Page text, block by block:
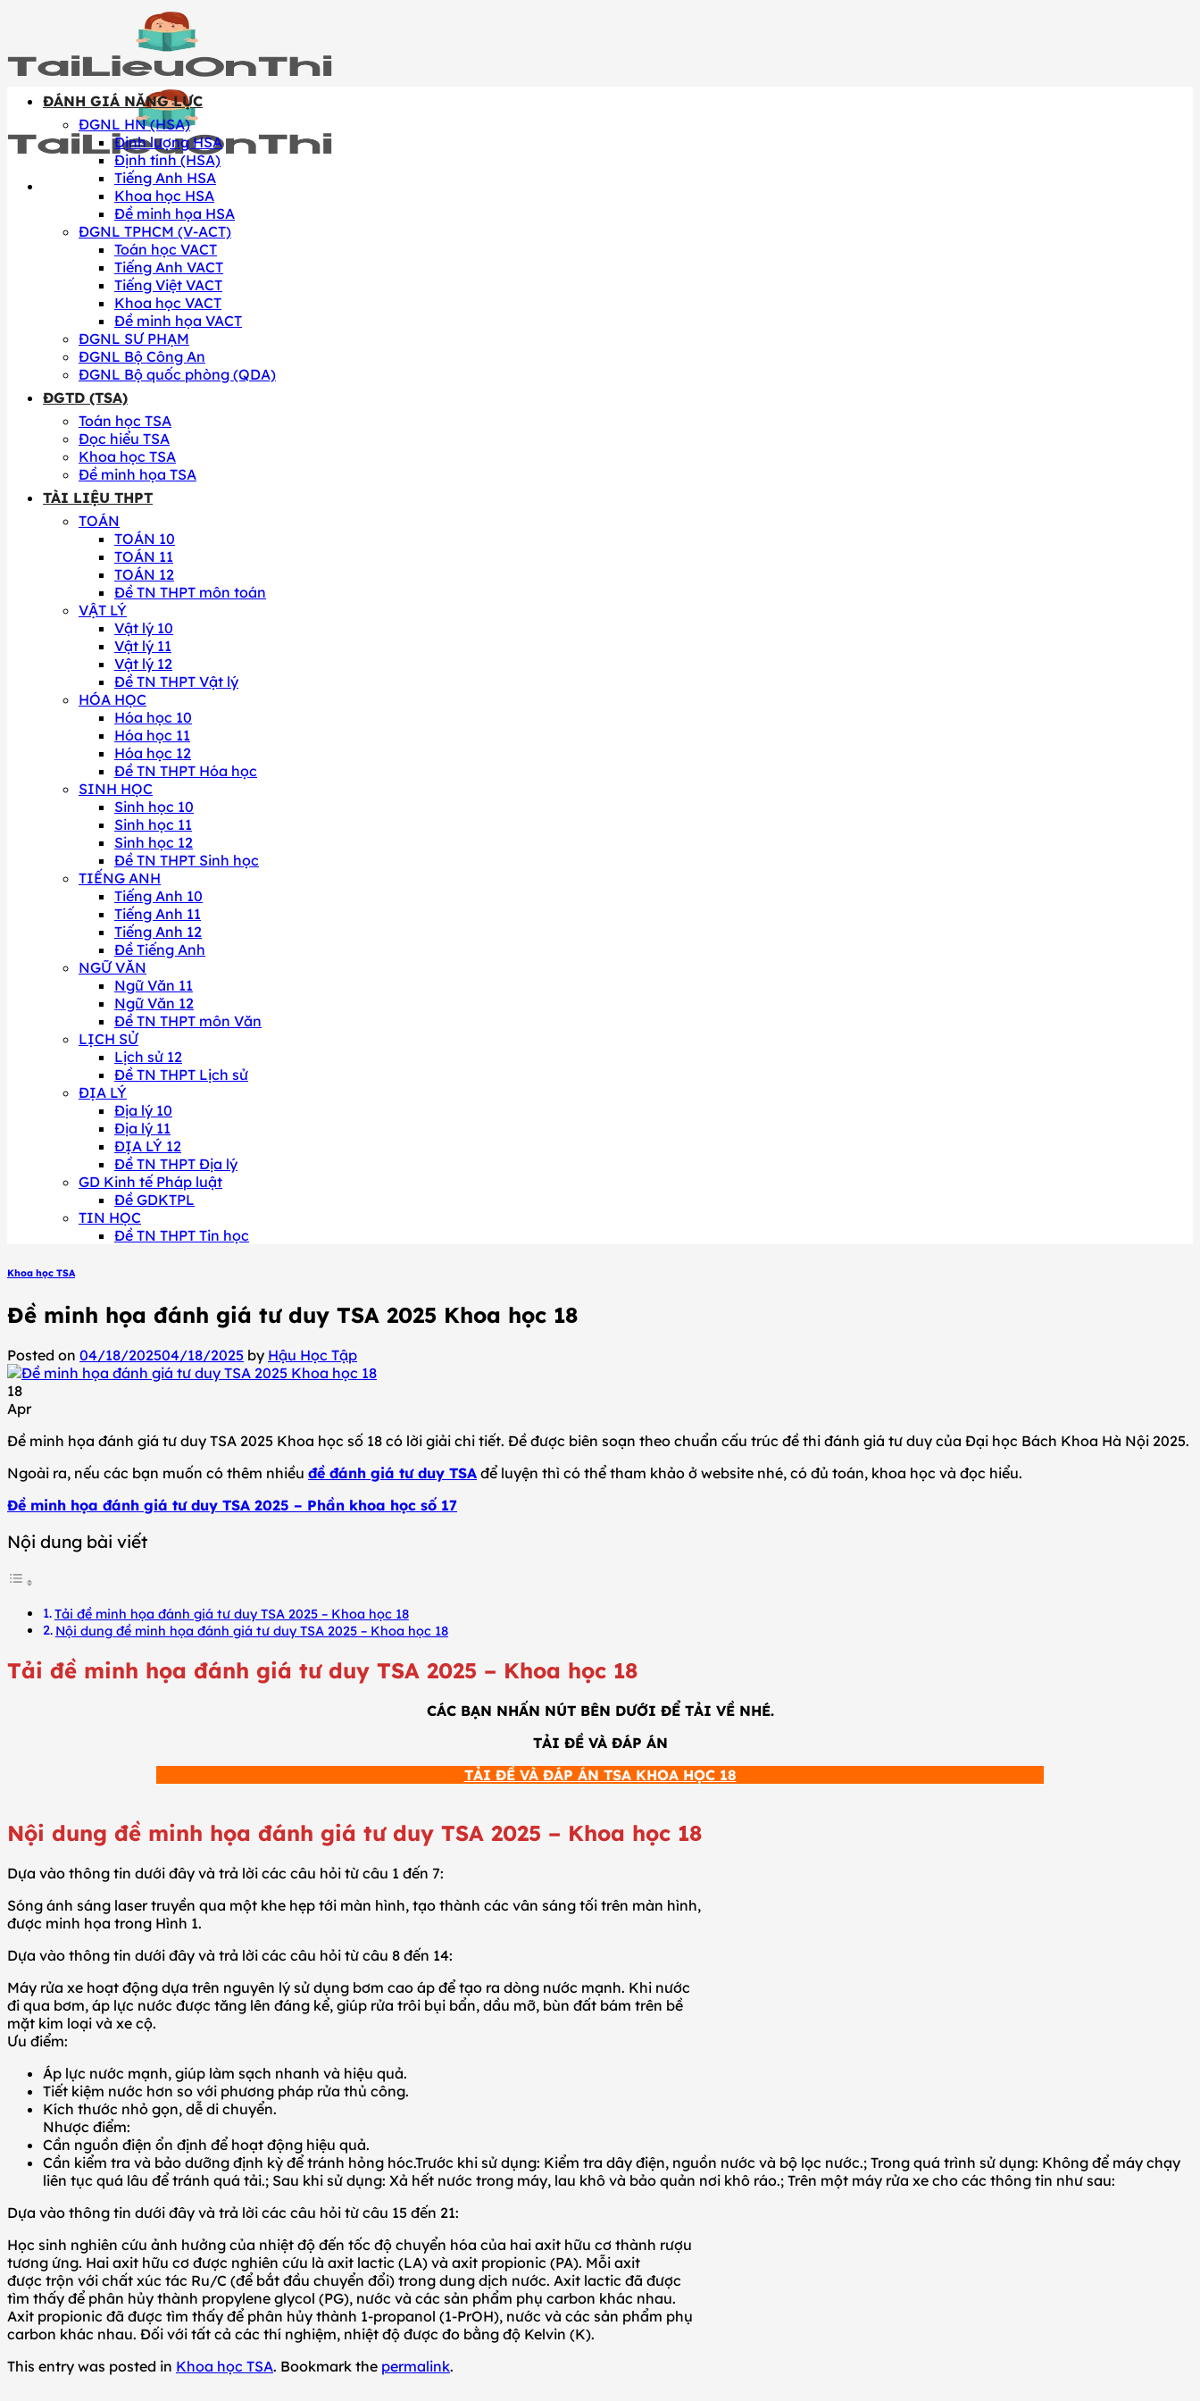
ĐÁNH GIÁ NĂNG LỰC
ĐGNL HN (HSA)
Định lượng HSA
Định tính (HSA)
Tiếng Anh HSA
Khoa học HSA
Đề minh họa HSA
ĐGNL TPHCM (V-ACT)
Toán học VACT
Tiếng Anh VACT
Tiếng Việt VACT
Khoa học VACT
Đề minh họa VACT
ĐGNL SƯ PHẠM
ĐGNL Bộ Công An
ĐGNL Bộ quốc phòng (QDA)
ĐGTD (TSA)
Toán học TSA
Đọc hiểu TSA
Khoa học TSA
Đề minh họa TSA
TÀI LIỆU THPT
TOÁN
TOÁN 10
TOÁN 11
TOÁN 12
Đề TN THPT môn toán
VẬT LÝ
Vật lý 10
Vật lý 11
Vật lý 12
Đề TN THPT Vật lý
HÓA HỌC
Hóa học 10
Hóa học 11
Hóa học 12
Đề TN THPT Hóa học
SINH HỌC
Sinh học 10
Sinh học 11
Sinh học 12
Đề TN THPT Sinh học
TIẾNG ANH
Tiếng Anh 10
Tiếng Anh 11
Tiếng Anh 12
Đề Tiếng Anh
NGỮ VĂN
Ngữ Văn 11
Ngữ Văn 12
Đề TN THPT môn Văn
LỊCH SỬ
Lịch sử 12
Đề TN THPT Lịch sử
ĐỊA LÝ
Địa lý 10
Địa lý 11
ĐỊA LÝ 12
Đề TN THPT Địa lý
GD Kinh tế Pháp luật
Đề GDKTPL
TIN HỌC
Đề TN THPT Tin học
Khoa học TSA
Đề minh họa đánh giá tư duy TSA 2025 Khoa học 18
Posted on 04/18/202504/18/2025 by Hậu Học Tập
18
Apr
Đề minh họa đánh giá tư duy TSA 2025 Khoa học số 18 có lời giải chi tiết. Đề được biên soạn theo chuẩn cấu trúc đề thi đánh giá tư duy của Đại học Bách Khoa Hà Nội 2025.
Ngoài ra, nếu các bạn muốn có thêm nhiều đề đánh giá tư duy TSA để luyện thì có thể tham khảo ở website nhé, có đủ toán, khoa học và đọc hiểu.
Đề minh họa đánh giá tư duy TSA 2025 – Phần khoa học số 17
Nội dung bài viết
Tải đề minh họa đánh giá tư duy TSA 2025 – Khoa học 18
Nội dung đề minh họa đánh giá tư duy TSA 2025 – Khoa học 18
Tải đề minh họa đánh giá tư duy TSA 2025 – Khoa học 18
CÁC BẠN NHẤN NÚT BÊN DƯỚI ĐỂ TẢI VỀ NHÉ.
TẢI ĐỀ VÀ ĐÁP ÁN
TẢI ĐỀ VÀ ĐÁP ÁN TSA KHOA HỌC 18
Nội dung đề minh họa đánh giá tư duy TSA 2025 – Khoa học 18
Dựa vào thông tin dưới đây và trả lời các câu hỏi từ câu 1 đến 7:
Sóng ánh sáng laser truyền qua một khe hẹp tới màn hình, tạo thành các vân sáng tối trên màn hình,
được minh họa trong Hình 1.
Dựa vào thông tin dưới đây và trả lời các câu hỏi từ câu 8 đến 14:
Máy rửa xe hoạt động dựa trên nguyên lý sử dụng bơm cao áp để tạo ra dòng nước mạnh. Khi nước
đi qua bơm, áp lực nước được tăng lên đáng kể, giúp rửa trôi bụi bẩn, dầu mỡ, bùn đất bám trên bề
mặt kim loại và xe cộ.
Ưu điểm:
Áp lực nước mạnh, giúp làm sạch nhanh và hiệu quả.
Tiết kiệm nước hơn so với phương pháp rửa thủ công.
Kích thước nhỏ gọn, dễ di chuyển.
Nhược điểm:
Cần nguồn điện ổn định để hoạt động hiệu quả.
Cần kiểm tra và bảo dưỡng định kỳ để tránh hỏng hóc.Trước khi sử dụng: Kiểm tra dây điện, nguồn nước và bộ lọc nước.; Trong quá trình sử dụng: Không để máy chạy
liên tục quá lâu để tránh quá tải.; Sau khi sử dụng: Xả hết nước trong máy, lau khô và bảo quản nơi khô ráo.; Trên một máy rửa xe cho các thông tin như sau:
Dựa vào thông tin dưới đây và trả lời các câu hỏi từ câu 15 đến 21:
Học sinh nghiên cứu ảnh hưởng của nhiệt độ đến tốc độ chuyển hóa của hai axit hữu cơ thành rượu
tương ứng. Hai axit hữu cơ được nghiên cứu là axit lactic (LA) và axit propionic (PA). Mỗi axit
được trộn với chất xúc tác Ru/C (để bắt đầu chuyển đổi) trong dung dịch nước. Axit lactic đã được
tìm thấy để phân hủy thành propylene glycol (PG), nước và các sản phẩm phụ carbon khác nhau.
Axit propionic đã được tìm thấy để phân hủy thành 1-propanol (1-PrOH), nước và các sản phẩm phụ
carbon khác nhau. Đối với tất cả các thí nghiệm, nhiệt độ được đo bằng độ Kelvin (K).
This entry was posted in Khoa học TSA. Bookmark the permalink.